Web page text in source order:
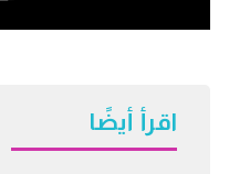
اقرأ أيضًا